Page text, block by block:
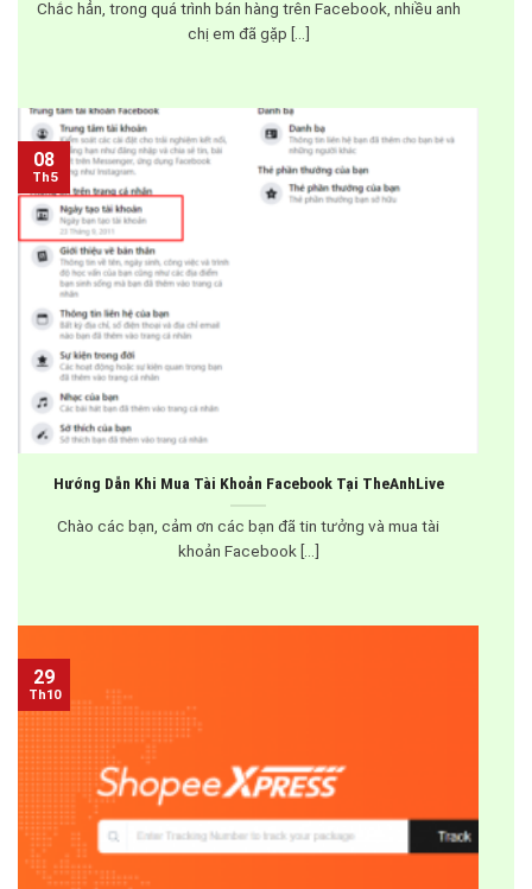
Chắc hẳn, trong quá trình bán hàng trên Facebook, nhiều anh
chị em đã gặp [...]
Hướng Dẫn Khi Mua Tài Khoản Facebook Tại TheAnhLive
Chào các bạn, cảm ơn các bạn đã tin tưởng và mua tài
khoản Facebook [...]
08
Th5
29
Th10